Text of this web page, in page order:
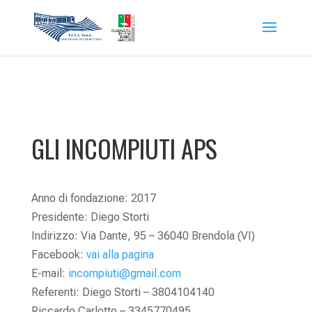
GLI INCOMPIUTI APS
Anno di fondazione: 2017
Presidente: Diego Storti
Indirizzo: Via Dante, 95 – 36040 Brendola (VI)
Facebook: vai alla pagina
E-mail: incompiuti@gmail.com
Referenti: Diego Storti – 3804104140